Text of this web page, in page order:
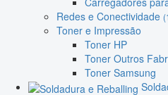
Redes e Conectividade
Toner e Impressão
Toner HP
Toner Outros
Toner Samsung